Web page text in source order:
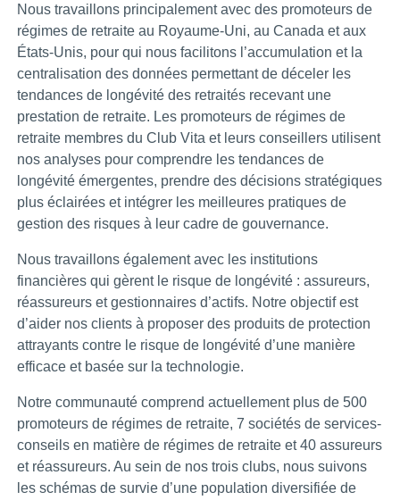
Nous travaillons principalement avec des promoteurs de
régimes de retraite au Royaume-Uni, au Canada et aux
États-Unis, pour qui nous facilitons l’accumulation et la
centralisation des données permettant de déceler les
tendances de longévité des retraités recevant une
prestation de retraite. Les promoteurs de régimes de
retraite membres du Club Vita et leurs conseillers utilisent
nos analyses pour comprendre les tendances de
longévité émergentes, prendre des décisions stratégiques
plus éclairées et intégrer les meilleures pratiques de
gestion des risques à leur cadre de gouvernance.
Nous travaillons également avec les institutions
financières qui gèrent le risque de longévité : assureurs,
réassureurs et gestionnaires d’actifs. Notre objectif est
d’aider nos clients à proposer des produits de protection
attrayants contre le risque de longévité d’une manière
efficace et basée sur la technologie.
Notre communauté comprend actuellement plus de 500
promoteurs de régimes de retraite, 7 sociétés de services-
conseils en matière de régimes de retraite et 40 assureurs
et réassureurs. Au sein de nos trois clubs, nous suivons
les schémas de survie d’une population diversifiée de